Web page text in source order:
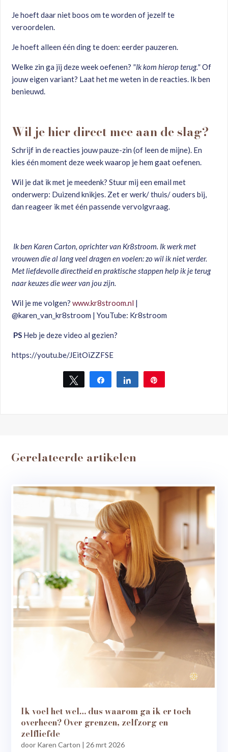
Je hoeft daar niet boos om te worden of jezelf te
veroordelen.
Je hoeft alleen één ding te doen: eerder pauzeren.
Welke zin ga jij deze week oefenen? "Ik kom hierop terug."Of
jouw eigen variant? Laat het me weten in de reacties. Ik ben
benieuwd.
Wil je hier direct mee aan de slag?
Schrijf in de reacties jouw pauze-zin (of leen de mijne). En
kies één moment deze week waarop je hem gaat oefenen.
Wil je dat ik met je meedenk? Stuur mij een email met
onderwerp: Duizend knikjes. Zet er werk/ thuis/ ouders bij,
dan reageer ik met één passende vervolgvraag.
Ik ben Karen Carton, oprichter van Kr8stroom. Ik werk met
vrouwen die al lang veel dragen en voelen: zo wil ik niet verder.
Met liefdevolle directheid en praktische stappen help ik je terug
naar keuzes die weer van jou zijn.
Wil je me volgen?www.kr8stroom.nl |
@karen_van_kr8stroom | YouTube: Kr8stroom
PS Heb je deze video al gezien?
https://youtu.be/JEitOiZZFSE
Tweet Share Share
Gerelateerde artikelen
Ik voel het wel… dus waarom ga ik er toch
overheen? Over grenzen, zelfzorg en
zelfliefde
door Karen Carton | 26 mrt 2026